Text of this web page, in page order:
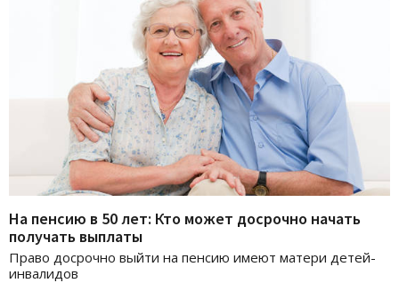
На пенсию в 50 лет: Кто может досрочно начать
получать выплаты
Право досрочно выйти на пенсию имеют матери детей-
инвалидов